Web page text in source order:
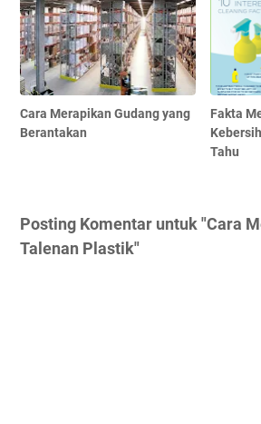
Cara Merapikan Gudang yang
Berantakan
Fakta
Tahu
Posting Komentar untuk "Cara
Talenan Plastik"